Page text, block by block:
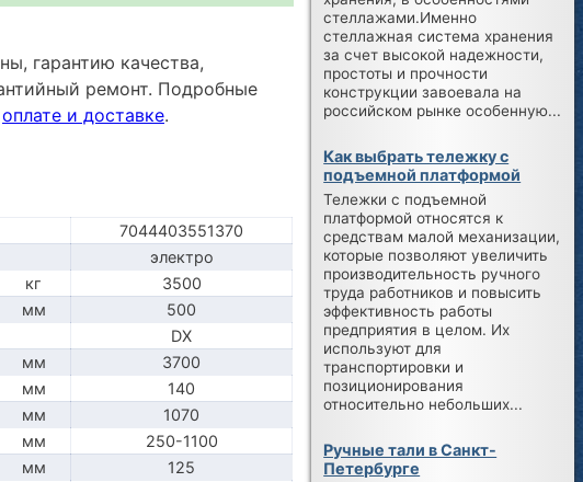
гарантию качества,
ремонт. Подробные
оплате и доставке.
7044403551370
электро
кг
3500
мм
500
DX
мм
3700
мм
140
мм
1070
мм
250-1100
мм
125
стеллажами.Именно
стеллажная система хранения
за счет высокой надежности,
простоты и прочности
конструкции завоевала на
российском рынке особенную...
Как выбрать тележку с
подъемной платформой
Тележки с подъемной
платформой относятся к
средствам малой механизации,
которые позволяют увеличить
производительность ручного
труда работников и повысить
эффективность работы
предприятия в целом. Их
используют для
транспортировки и
позиционирования
относительно небольших...
Ручные тали в Санкт-
Петербурге